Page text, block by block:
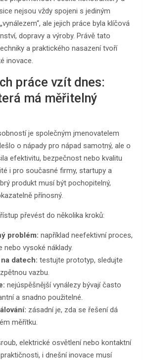
nejsou vždy spojeni s jediným
ale jejich práce byla klíčová
dopravy a výroby. Právě tato
a praktického nasazení tvoří
inovace.
práce vzít dnes:
má měřitelný
je společným jmenovatelem
o nápady pro nápad samotný, ale o
efektivitu, bezpečnost nebo kvalitu
i pro současné firmy, startupy a
produkt musí být pochopitelný,
přínosný.
převést do několika kroků:
problém: například neefektivní proces,
nebo vysoké náklady.
datech: testujte prototyp, sledujte
vazbu.
nejúspěšnější vynálezy bývají často
a snadno použitelné.
zásadní je, zda se řešení dá
měřítku.
elektrické osvětlení nebo kontaktní
i dnešní inovace musí